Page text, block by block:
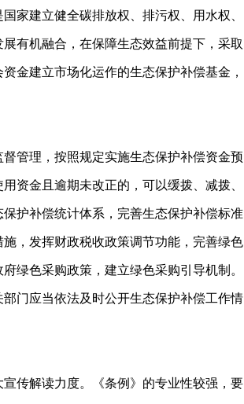
家建立健全碳排放权、排污权、用水权、
有机融合，在保障生态效益前提下，采取
金建立市场化运作的生态保护补偿基金，
管理，按照规定实施生态保护补偿资金预
资金且逾期未改正的，可以缓拨、减拨、
护补偿统计体系，完善生态保护补偿标准
，发挥财政税收政策调节功能，完善绿色
绿色采购政策，建立绿色采购引导机制。
门应当依法及时公开生态保护补偿工作情
传解读力度。《条例》的专业性较强，要